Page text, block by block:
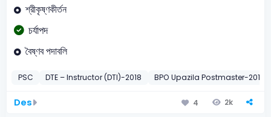
শ্রীকৃষ্ণকীর্তন
চর্যাপদ
বৈষ্ণব পদাবলি
PSC DTE – Instructor (DTI)-2018 BPO Upazila Postmaster-2010
Des 4 2k